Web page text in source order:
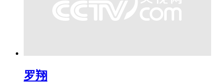
罗翔